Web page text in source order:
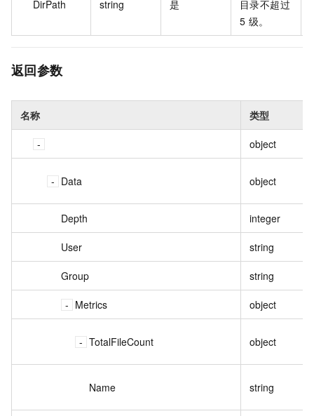
DirPath string 是
目录不超过
5 级。
返回参数
名称 类型
object
Data object
Depth integer
User string
Group string
Metrics object
TotalFileCount object
Name string